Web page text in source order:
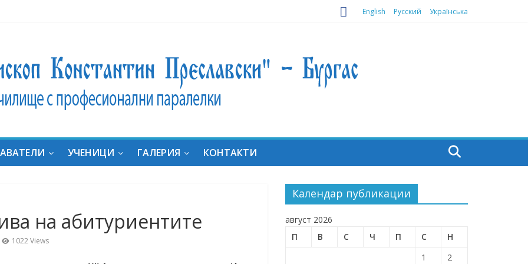
на
с
in
English Русский Українська
УЧЕНИЦИ ГАЛЕРИЯ КОНТАКТИ
на абитуриентите
1022 Views
Календар публикации
август 2026
П
В С Ч П С
Н
1
2